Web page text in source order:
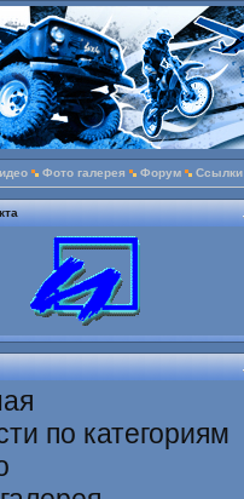
Фото галерея Форум Ссылки
по категориям